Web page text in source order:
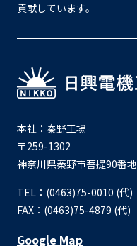
貢献しています。
本社：秦野工場
〒259-1302
神奈川県秦野市菩提90番地
TEL：(0463)75-0010 (代)
FAX：(0463)75-4879 (代)
Google Map